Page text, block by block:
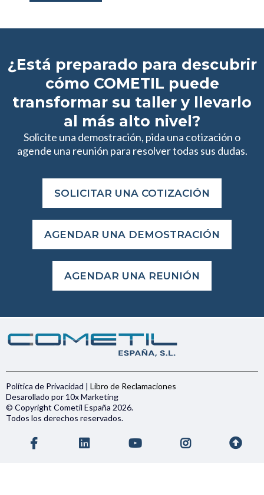
¿Está preparado para descubrir
cómo COMETIL puede
transformar su taller y llevarlo
al más alto nivel?
Solicite una demostración, pida una cotización o
agende una reunión para resolver todas sus dudas.
SOLICITAR UNA COTIZACIÓN
AGENDAR UNA DEMOSTRACIÓN
AGENDAR UNA REUNIÓN
Política de Privacidad | Libro de Reclamaciones
Desarollado por 10x Marketing
© Copyright Cometil España 2026.
Todos los derechos reservados.